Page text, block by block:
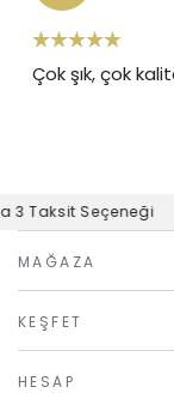
Çok şık, çok
Taksit Seçeneği
MAĞAZA
KEŞFET
HESAP